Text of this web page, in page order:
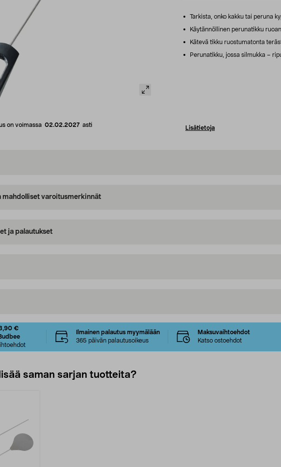
on voimassa 02.02.2027asti
Tarkista, onko kakku tai peruna
Käytännöllinen perunatikku
Kätevä tikku ruostumatonta
Perunatikku, jossa silmukka –
Lisätietoja
mahdolliset varoitusmerkinnät
ja palautukset
€
Ilmainen palautus myymälään
365 päivän palautusoikeus
Maksuvaihtoehdot
Katso ostoehdot
saman sarjan tuotteita?